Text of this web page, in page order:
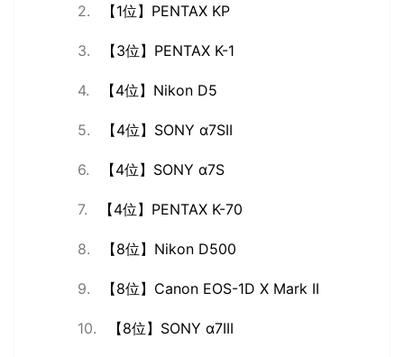
【1位】PENTAX KP
【3位】PENTAX K-1
【4位】Nikon D5
【4位】SONY ‪α‬7SII
【4位】SONY ‪α‬7S
【4位】PENTAX K-70
【8位】Nikon D500
【8位】Canon EOS-1D X Mark II
【8位】SONY ‪α‬7III